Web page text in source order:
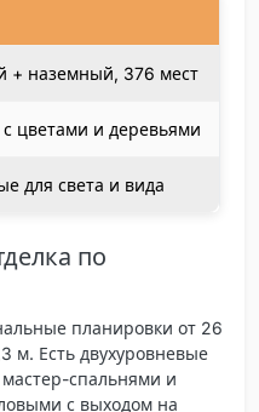
+ наземный, 376 мест
цветами и деревьями
для света и вида
по
планировки от 26
м. Есть двухуровневые
спальнями и
с выходом на